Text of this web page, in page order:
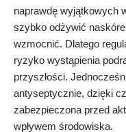
naprawdę wyjątkowych
szybko odżywić
wzmocnić. Dlatego
ryzyko wystąpienia
przyszłości.
antyseptycznie, dzięki
zabezpieczona przed
wpływem środowiska.